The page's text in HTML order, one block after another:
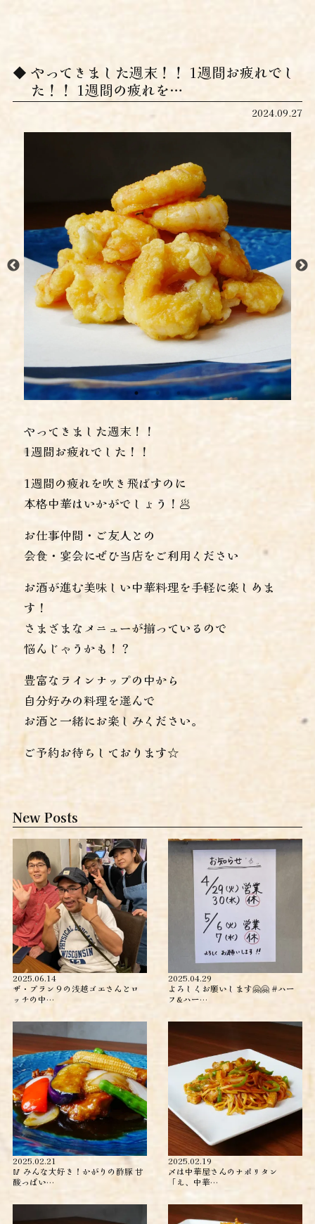
やってきました週末！！ 1週間お疲れでし
た！！ 1週間の疲れを…
2024.09.27
やってきました週末！！
1週間お疲れでした！！
1週間の疲れを吹き飛ばすのに
本格中華はいかがでしょう！🥟
お仕事仲間・ご友人との
会食・宴会にぜひ当店をご利用ください
お酒が進む美味しい中華料理を手軽に楽しめま
す！
さまざまなメニューが揃っているので
悩んじゃうかも！？
豊富なラインナップの中から
自分好みの料理を選んで
お酒と一緒にお楽しみください。
ご予約お待ちしております☆
New Posts
2025.06.14
ザ・プラン９の浅越ゴエさんとロ
ッチの中…
2025.04.29
よろしくお願いします🤗🤗 #ハー
フ&ハー…
2025.02.21
🥢 みんな大好き！かがりの酢豚 甘
酸っぱい…
2025.02.19
〆は中華屋さんのナポリタン
「え、中華…